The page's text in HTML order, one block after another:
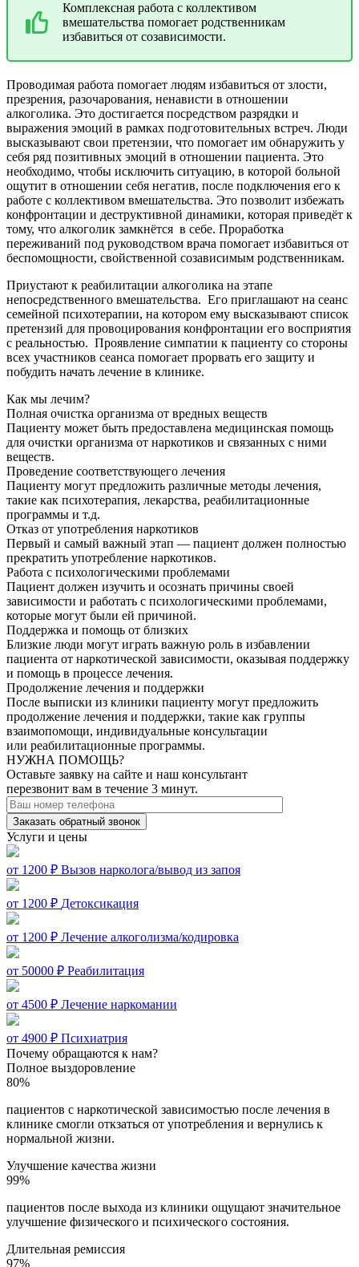
Комплексная работа с коллективом
вмешательства помогает родственникам
избавиться от созависимости.
Проводимая работа помогает людям избавиться от злости,
презрения, разочарования, ненависти в отношении
алкоголика. Это достигается посредством разрядки и
выражения эмоций в рамках подготовительных встреч. Люди
высказывают свои претензии, что помогает им обнаружить у
себя ряд позитивных эмоций в отношении пациента. Это
необходимо, чтобы исключить ситуацию, в которой больной
ощутит в отношении себя негатив, после подключения его к
работе с коллективом вмешательства. Это позволит избежать
конфронтации и деструктивной динамики, которая приведёт к
тому, что алкоголик замкнётся в себе. Проработка
переживаний под руководством врача помогает избавиться от
беспомощности, свойственной созависимым родственникам.
Приустают к реабилитации алкоголика на этапе
непосредственного вмешательства. Его приглашают на сеанс
семейной психотерапии, на котором ему высказывают список
претензий для провоцирования конфронтации его восприятия
с реальностью. Проявление симпатии к пациенту со стороны
всех участников сеанса помогает прорвать его защиту и
побудить начать лечение в клинике.
Как мы лечим?
Полная очистка организма от вредных веществ
Пациенту может быть предоставлена медицинская помощь
для очистки организма от наркотиков и связанных с ними
веществ.
Проведение соответствующего лечения
Пациенту могут предложить различные методы лечения,
такие как психотерапия, лекарства, реабилитационные
программы и т.д.
Отказ от употребления наркотиков
Первый и самый важный этап — пациент должен полностью
прекратить употребление наркотиков.
Работа с психологическими проблемами
Пациент должен изучить и осознать причины своей
зависимости и работать с психологическими проблемами,
которые могут были ей причиной.
Поддержка и помощь от близких
Близкие люди могут играть важную роль в избавлении
пациента от наркотической зависимости, оказывая поддержку
и помощь в процессе лечения.
Продолжение лечения и поддержки
После выписки из клиники пациенту могут предложить
продолжение лечения и поддержки, такие как группы
взаимопомощи, индивидуальные консультации
или реабилитационные программы.
НУЖНА ПОМОЩЬ?
Оставьте заявку на сайте и наш консультант
перезвонит вам в течение 3 минут.
Заказать обратный звонок
Услуги и цены
от 1200 ₽ Вызов нарколога/вывод из запоя
от 1200 ₽ Детоксикация
от 1200 ₽ Лечение алкоголизма/кодировка
от 50000 ₽ Реабилитация
от 4500 ₽ Лечение наркомании
от 4900 ₽ Психиатрия
Почему обращаются к нам?
Полное выздоровление
80%
пациентов с наркотической зависимостью после лечения в
клинике смогли откзаться от употребления и вернулись к
нормальной жизни.
Улучшение качества жизни
99%
пациентов после выхода из клиники ощущают значительное
улучшение физического и психического состояния.
Длительная ремиссия
97%